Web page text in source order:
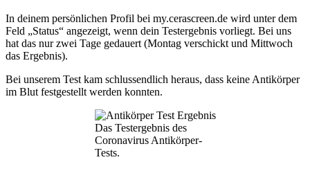
In deinem persönlichen Profil bei my.cerascreen.de wird unter dem
Feld „Status“ angezeigt, wenn dein Testergebnis vorliegt. Bei uns
hat das nur zwei Tage gedauert (Montag verschickt und Mittwoch
das Ergebnis).
Bei unserem Test kam schlussendlich heraus, dass keine Antikörper
im Blut festgestellt werden konnten.
Das Testergebnis des
Coronavirus Antikörper-
Tests.